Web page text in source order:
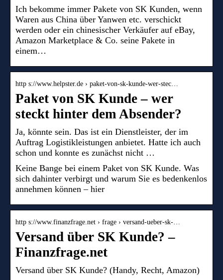
Ich bekomme immer Pakete von SK Kunden, wenn
Waren aus China über Yanwen etc. verschickt
werden oder ein chinesischer Verkäufer auf eBay,
Amazon Marketplace & Co. seine Pakete in
einem…
http s://www.helpster.de › paket-von-sk-kunde-wer-stec…
Paket von SK Kunde – wer
steckt hinter dem Absender?
Ja, könnte sein. Das ist ein Dienstleister, der im
Auftrag Logistikleistungen anbietet. Hatte ich auch
schon und konnte es zunächst nicht …
Keine Bange bei einem Paket von SK Kunde. Was
sich dahinter verbirgt und warum Sie es bedenkenlos
annehmen können – hier
http s://www.finanzfrage.net › frage › versand-ueber-sk-…
Versand über SK Kunde? –
Finanzfrage.net
Versand über SK Kunde? (Handy, Recht, Amazon)